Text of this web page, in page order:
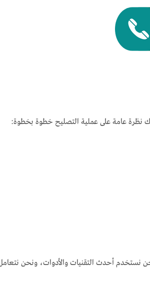
نظرة عامة على عملية التصليح خطوة بخطوة:
نستخدم أحدث التقنيات والأدوات، ونحن